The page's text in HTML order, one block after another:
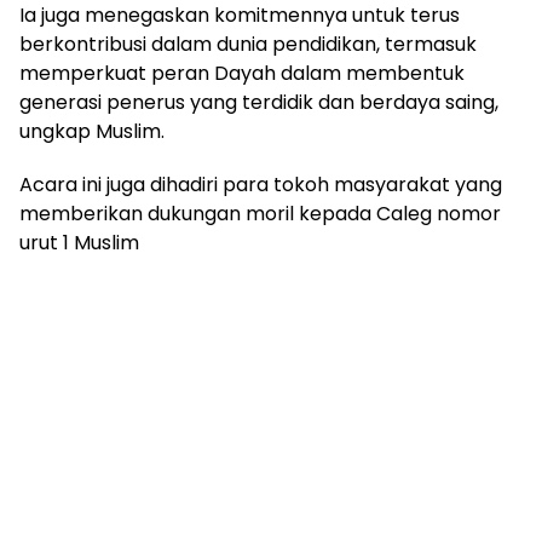
Ia juga menegaskan komitmennya untuk terus
berkontribusi dalam dunia pendidikan, termasuk
memperkuat peran Dayah dalam membentuk
generasi penerus yang terdidik dan berdaya saing,
ungkap Muslim.
Acara ini juga dihadiri para tokoh masyarakat yang
memberikan dukungan moril kepada Caleg nomor
urut 1 Muslim